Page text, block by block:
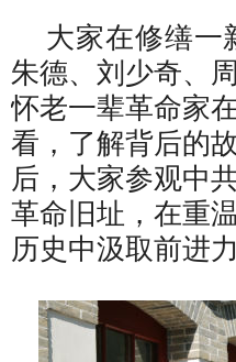
大家在修缮一
朱德、刘少奇、
怀老一辈革命家
看，了解背后的
后，大家参观中
革命旧址，在重
历史中汲取前进力